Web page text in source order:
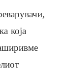
која